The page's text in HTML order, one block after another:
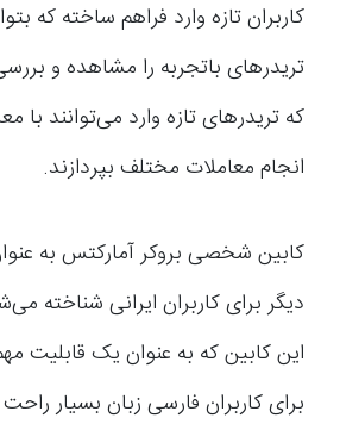
کاربران تازه وارد فراهم ساخته که
تریدرهای باتجربه را مشاهده و
که تریدرهای تازه وارد می‌توانند با
انجام معاملات مختلف بپردازند‌.
کابین شخصی بروکر آمارکتس به
دیگر برای کاربران ایرانی شناخته
این کابین که به عنوان یک قابلیت
برای کاربران فارسی زبان بسیار